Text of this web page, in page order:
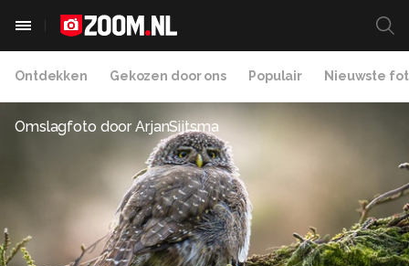
Ontdekken Gekozen door ons Populair Nieuwste
Omslagfoto doorArjanSijtsma